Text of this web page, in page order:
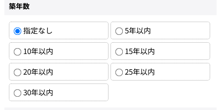
築年数
指定なし
5年以内
10年以内
15年以内
20年以内
25年以内
30年以内